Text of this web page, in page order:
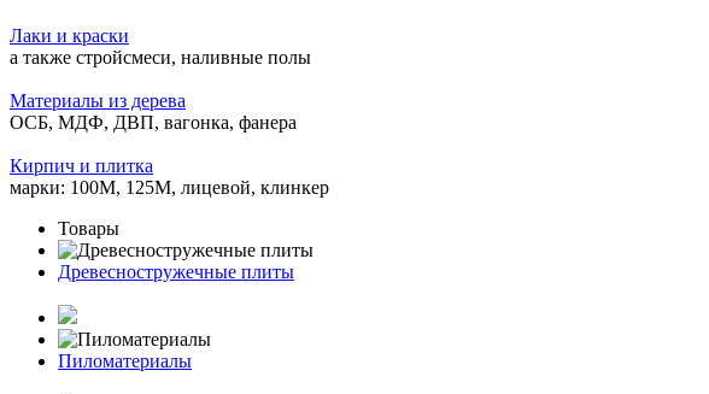
Лаки и краски
а также стройсмеси, наливные полы
Материалы из дерева
ОСБ, МДФ, ДВП, вагонка, фанера
Кирпич и плитка
марки: 100М, 125М, лицевой, клинкер
Товары
Древесностружечные плиты
Пиломатериалы